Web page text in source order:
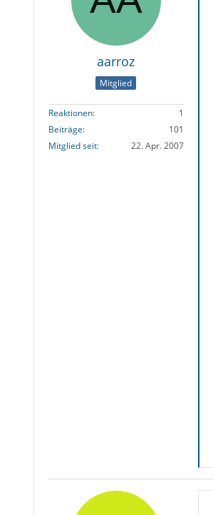
aarroz
Mitglied
Reaktionen
1
Beiträge
101
Mitglied seit
22. Apr. 2007